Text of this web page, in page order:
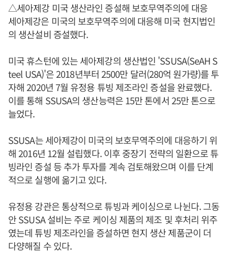
△세아제강 미국 생산라인 증설해 보호무역주의에 대응
세아제강은 미국의 보호무역주의에 대응해 미국 현지법인
의 생산설비 증설했다.
미국 휴스턴에 있는 세아제강의 생산법인 'SSUSA(SeAH S
teel USA)'은 2018년부터 2500만 달러(280억 원가량)를 투
자해 2020년 7월 유정용 튜빙 제조라인 증설을 완료했다.
이를 통해 SSUSA의 생산능력은 15만 톤에서 25만 톤으로
늘었다.
SSUSA는 세아제강이 미국의 보호무역주의에 대응하기 위
해 2016년 12월 설립했다. 이후 중장기 전략의 일환으로 튜
빙라인 증설 등 추가 투자를 계속 검토해왔으며 이를 단계
적으로 실행에 옮기고 있다.
유정용 강관은 통상적으로 튜빙과 케이싱으로 나뉜다. 그동
안 SSUSA 설비는 주로 케이싱 제품의 제조 및 후처리 위주
였는데 튜빙 제조라인을 증설하면 현지 생산 제품군이 더
다양해질 수 있다.